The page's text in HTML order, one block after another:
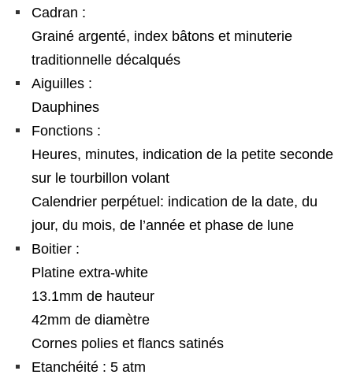
Cadran :
Grainé argenté, index bâtons et minuterie
traditionnelle décalqués
Aiguilles :
Dauphines
Fonctions :
Heures, minutes, indication de la petite seconde
sur le tourbillon volant
Calendrier perpétuel: indication de la date, du
jour, du mois, de l’année et phase de lune
Boitier :
Platine extra-white
13.1mm de hauteur
42mm de diamètre
Cornes polies et flancs satinés
Etanchéité : 5 atm